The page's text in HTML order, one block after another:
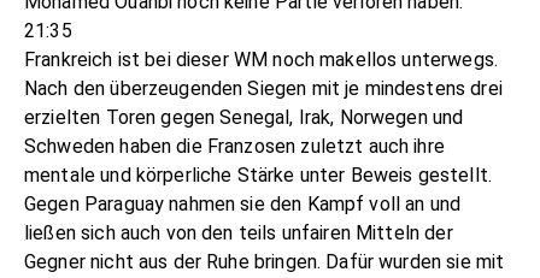
21:35
Frankreich ist bei dieser WM noch makellos unterwegs.
Nach den überzeugenden Siegen mit je mindestens drei
erzielten Toren gegen Senegal, Irak, Norwegen und
Schweden haben die Franzosen zuletzt auch ihre
mentale und körperliche Stärke unter Beweis gestellt.
Gegen Paraguay nahmen sie den Kampf voll an und
ließen sich auch von den teils unfairen Mitteln der
Gegner nicht aus der Ruhe bringen. Dafür wurden sie mit